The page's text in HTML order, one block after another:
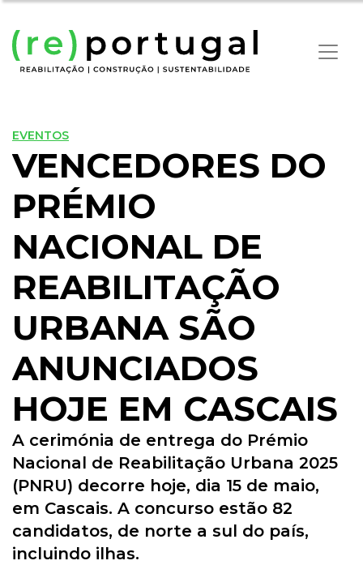
EVENTOS
VENCEDORES DO
PRÉMIO
NACIONAL DE
REABILITAÇÃO
URBANA SÃO
ANUNCIADOS
HOJE EM CASCAIS
A cerimónia de entrega do Prémio
Nacional de Reabilitação Urbana 2025
(PNRU) decorre hoje, dia 15 de maio,
em Cascais. A concurso estão 82
candidatos, de norte a sul do país,
incluindo ilhas.